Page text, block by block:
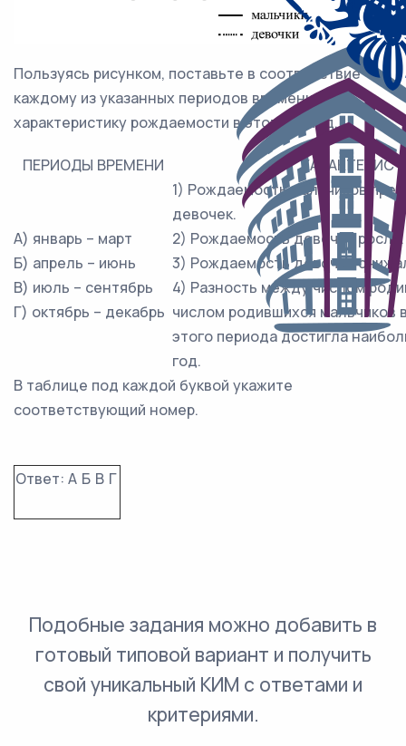
Пользуясь рисунком, поставьте в соответствие
каждому из указанных периодов времени
характеристику рождаемости в этот период.
ПЕРИОДЫ ВРЕМЕНИ
А) январь – март
Б) апрель – июнь
В) июль – сентябрь
Г) октябрь – декабрь
1) Рождаемость мальчиков
девочек.
2) Рождаемость девочек росла.
3) Рождаемость девочек
4) Разность между числом
числом родившихся мальчиков
этого периода достигла
год.
В таблице под каждой буквой укажите
соответствующий номер.
Ответ: А Б В Г
Подобные задания можно добавить в
готовый типовой вариант и получить
свой уникальный КИМ с ответами и
критериями.